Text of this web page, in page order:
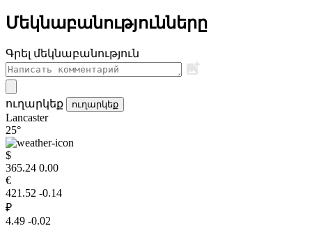
Մեկնաբանությունները
Գրել մեկնաբանություն
ուղարկեք ուղարկեք
Lancaster
25°
$
365.24 0.00
€
421.52 -0.14
₽
4.49 -0.02